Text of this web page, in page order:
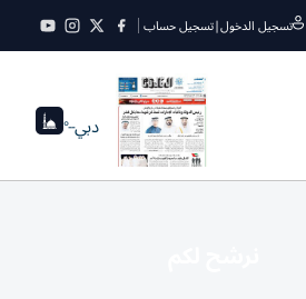
تسجيل الدخول|تسجيل حساب
دبي--°